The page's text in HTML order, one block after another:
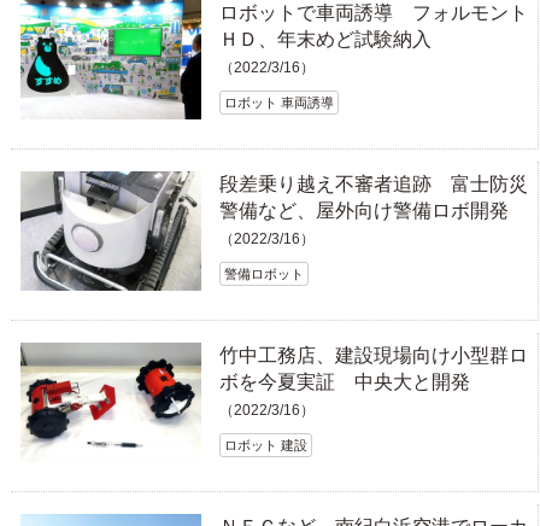
ロボットで車両誘導 フォルモント
ＨＤ、年末めど試験納入
（2022/3/16）
ロボット 車両誘導
段差乗り越え不審者追跡 富士防災
警備など、屋外向け警備ロボ開発
（2022/3/16）
警備ロボット
竹中工務店、建設現場向け小型群ロ
ボを今夏実証 中央大と開発
（2022/3/16）
ロボット 建設